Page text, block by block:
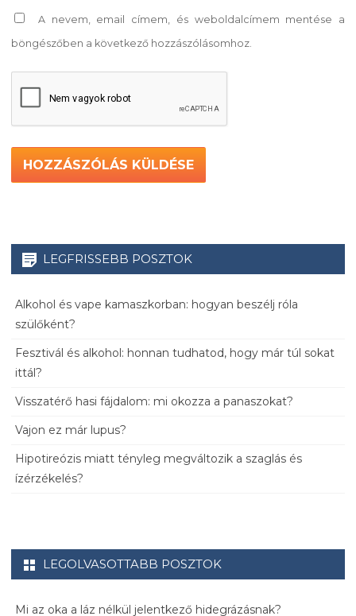
A nevem, email címem, és weboldalcímem mentése a
böngészőben a következő hozzászólásomhoz.
LEGFRISSEBB POSZTOK
Alkohol és vape kamaszkorban: hogyan beszélj róla
szülőként?
Fesztivál és alkohol: honnan tudhatod, hogy már túl sokat
ittál?
Visszatérő hasi fájdalom: mi okozza a panaszokat?
Vajon ez már lupus?
Hipotireózis miatt tényleg megváltozik a szaglás és
ízérzékelés?
LEGOLVASOTTABB POSZTOK
Mi az oka a láz nélkül jelentkező hidegrázásnak?